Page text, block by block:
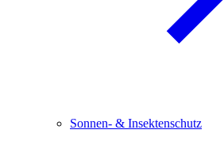
Sonnen- & Insektenschutz